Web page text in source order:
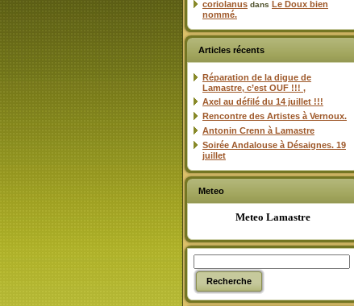
coriolanus dans Le Doux bien
nommé.
Articles récents
Réparation de la digue de
Lamastre, c’est OUF !!! ,
Axel au défilé du 14 juillet !!!
Rencontre des Artistes à Vernoux.
Antonin Crenn à Lamastre
Soirée Andalouse à Désaignes. 19
juillet
Meteo
Meteo Lamastre